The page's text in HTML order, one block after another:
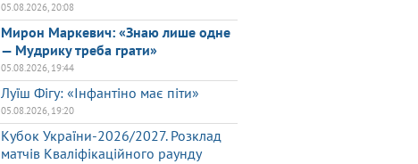
05.08.2026, 20:08
Мирон Маркевич: «Знаю лише одне
— Мудрику треба грати»
05.08.2026, 19:44
Луїш Фігу: «Інфантіно має піти»
05.08.2026, 19:20
Кубок України-2026/2027. Розклад
матчів Кваліфікаційного раунду